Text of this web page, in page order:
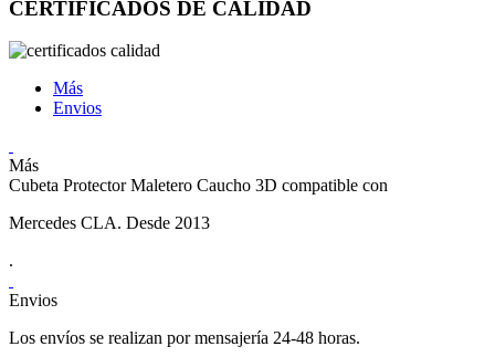
CERTIFICADOS DE CALIDAD
Más
Envios
Más
Cubeta Protector Maletero Caucho 3D compatible con
Mercedes CLA. Desde 2013
.
Envios
Los envíos se realizan por mensajería 24-48 horas.